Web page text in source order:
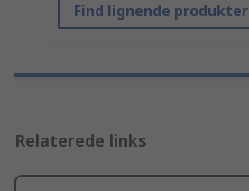
Find lignende produkter
Relaterede links